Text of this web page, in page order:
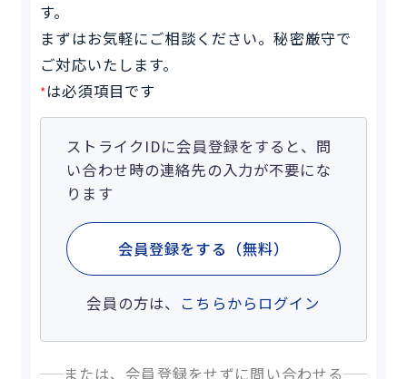
す。
まずはお気軽にご相談ください。秘密厳守で
ご対応いたします。
*は必須項目です
ストライクIDに会員登録をすると、問
い合わせ時の連絡先の入力が不要にな
ります
会員登録をする（無料）
会員の方は、 こちらからログイン
または、会員登録をせずに問い合わせる